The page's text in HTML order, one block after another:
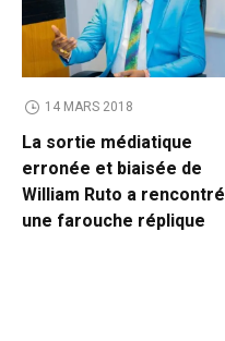
14 MARS 2018
La sortie médiatique
erronée et biaisée de
William Ruto a rencontré
une farouche réplique